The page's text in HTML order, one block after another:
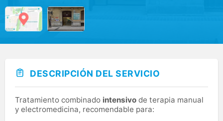
DESCRIPCIÓN DEL SERVICIO
Tratamiento combinado intensivo de terapia manual
y electromedicina, recomendable para: